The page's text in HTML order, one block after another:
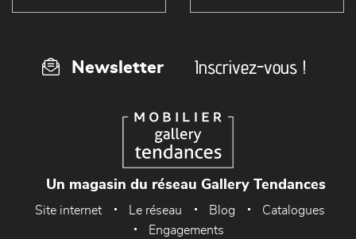
Newsletter Inscrivez-vous !
Un magasin du réseau Gallery Tendances
Site internet Le réseau Blog
Catalogues
Engagements